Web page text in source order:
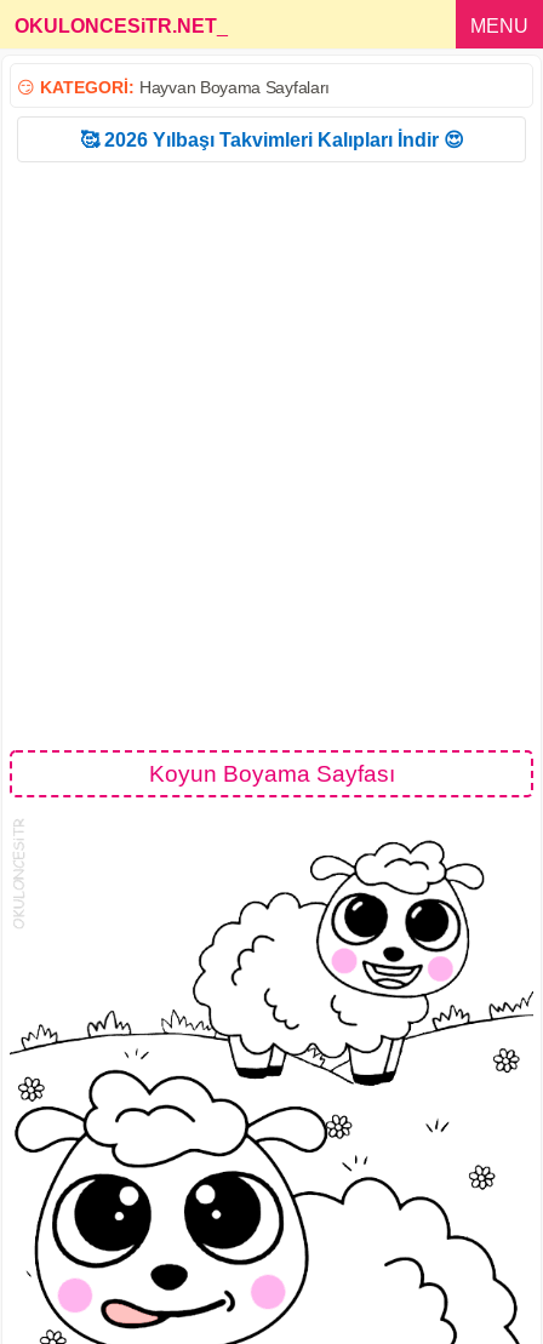
OKULONCESiTR.NET MENU
😏 KATEGORİ: Hayvan Boyama Sayfaları
🥰 2026 Yılbaşı Takvimleri Kalıpları İndir 😍
Koyun Boyama Sayfası